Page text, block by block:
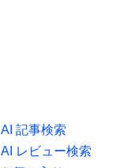
AI 記事検索
AI レビュー検索